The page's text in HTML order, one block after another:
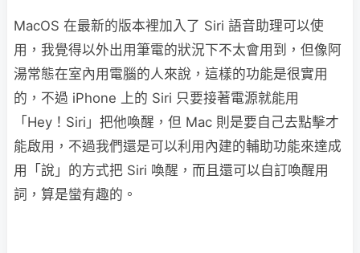
MacOS 在最新的版本裡加入了 Siri 語音助理可以使
用，我覺得以外出用筆電的狀況下不太會用到，但像阿
湯常態在室內用電腦的人來說，這樣的功能是很實用
的，不過 iPhone 上的 Siri 只要接著電源就能用
「Hey！Siri」把他喚醒，但 Mac 則是要自己去點擊才
能啟用，不過我們還是可以利用內建的輔助功能來達成
用「說」的方式把 Siri 喚醒，而且還可以自訂喚醒用
詞，算是蠻有趣的。